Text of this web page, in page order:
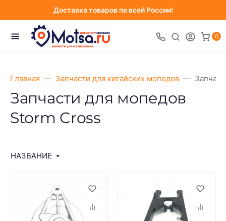
Доставка товаров по всей России!
0
Главная Запчасти для китайских мопедов
Запчасти для мопедов
Storm Cross
НАЗВАНИЕ